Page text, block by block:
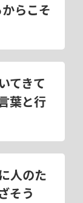
らこそ
てきて
葉と行
人のた
そう